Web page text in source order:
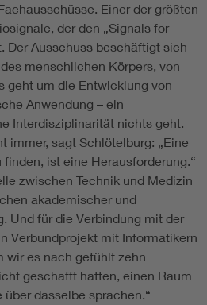
Einer der größten
der den „Signals for
Der Ausschuss beschäftigt sich
menschlichen Körpers, von
geht um die Entwicklung von
Anwendung – ein
Interdisziplinarität nichts geht.
immer, sagt Schlötelburg: „Eine
ist eine Herausforderung.“
zwischen Technik und Medizin
akademischer und
Und für die Verbindung mit der
Verbundprojekt mit Informatikern
wir es nach gefühlt zehn
geschafft hatten, einen Raum
dasselbe sprachen.“